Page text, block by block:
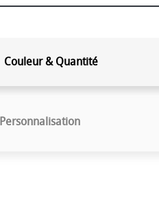
Couleur & Quantité
Personnalisation